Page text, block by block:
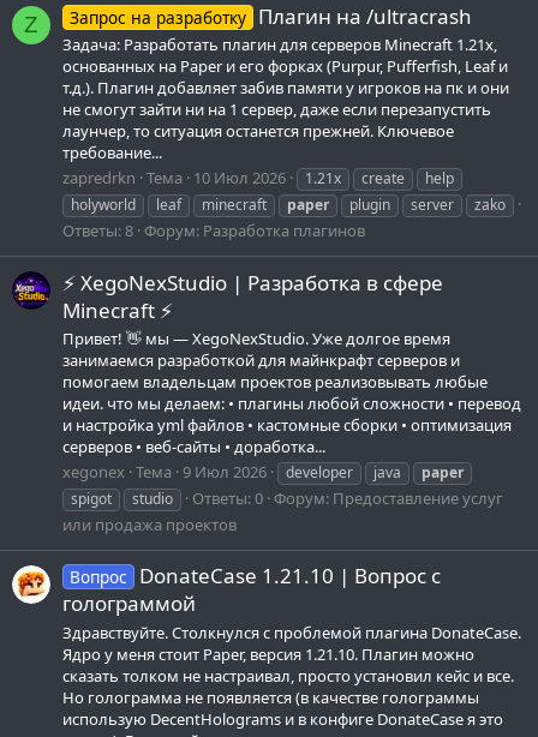
Z Запрос на разработку Плагин на /ultracrash
Задача: Разработать плагин для серверов Minecraft 1.21x,
основанных на Paper и его форках (Purpur, Pufferfish, Leaf и
т.д.). Плагин добавляет забив памяти у игроков на пк и они
не смогут зайти ни на 1 сервер, даже если перезапустить
лаунчер, то ситуация останется прежней. Ключевое
требование...
zapredrkn Тема 10 Июл 2026 1.21x create
help
holyworld
leaf minecraft paper plugin server zako
Ответы: 8 Форум: Разработка плагинов
⚡ XegoNexStudio | Разработка в сфере
Minecraft ⚡
Привет! 👋 мы — XegoNexStudio. Уже долгое время
занимаемся разработкой для майнкрафт серверов и
помогаем владельцам проектов реализовывать любые
идеи. что мы делаем: • плагины любой сложности • перевод
и настройка yml файлов • кастомные сборки • оптимизация
серверов • веб-сайты • доработка...
xegonex Тема 9 Июл 2026 developer java
paper
spigot
studio Ответы: 0 Форум: Предоставление услуг
или продажа проектов
Вопрос
DonateCase 1.21.10 | Вопрос с
голограммой
Здравствуйте. Столкнулся с проблемой плагина DonateCase.
Ядро у меня стоит Paper, версия 1.21.10. Плагин можно
сказать толком не настраивал, просто установил кейс и все.
Но голограмма не появляется (в качестве голограммы
использую DecentHolograms и в конфиге DonateCase я это